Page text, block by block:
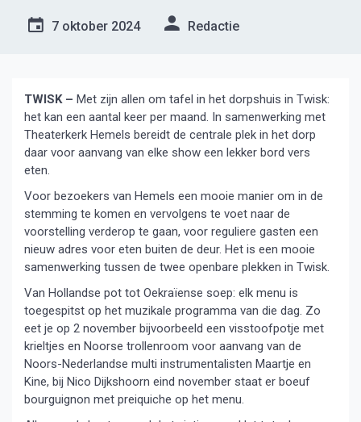
7 oktober 2024 Redactie
TWISK – Met zijn allen om tafel in het dorpshuis in Twisk:
het kan een aantal keer per maand. In samenwerking met
Theaterkerk Hemels bereidt de centrale plek in het dorp
daar voor aanvang van elke show een lekker bord vers
eten.
Voor bezoekers van Hemels een mooie manier om in de
stemming te komen en vervolgens te voet naar de
voorstelling verderop te gaan, voor reguliere gasten een
nieuw adres voor eten buiten de deur. Het is een mooie
samenwerking tussen de twee openbare plekken in Twisk.
Van Hollandse pot tot Oekraïense soep: elk menu is
toegespitst op het muzikale programma van die dag. Zo
eet je op 2 november bijvoorbeeld een visstoofpotje met
krieltjes en Noorse trollenroom voor aanvang van de
Noors-Nederlandse multi instrumentalisten Maartje en
Kine, bij Nico Dijkshoorn eind november staat er boeuf
bourguignon met preiquiche op het menu.